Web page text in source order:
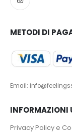
METODI DI
Email:
INFORMAZIONI
Privacy Policy e